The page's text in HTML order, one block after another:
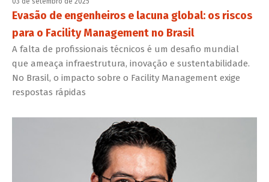
Evasão de engenheiros e lacuna global: os riscos
para o Facility Management no Brasil
A falta de profissionais técnicos é um desafio mundial
que ameaça infraestrutura, inovação e sustentabilidade.
No Brasil, o impacto sobre o Facility Management exige
respostas rápidas